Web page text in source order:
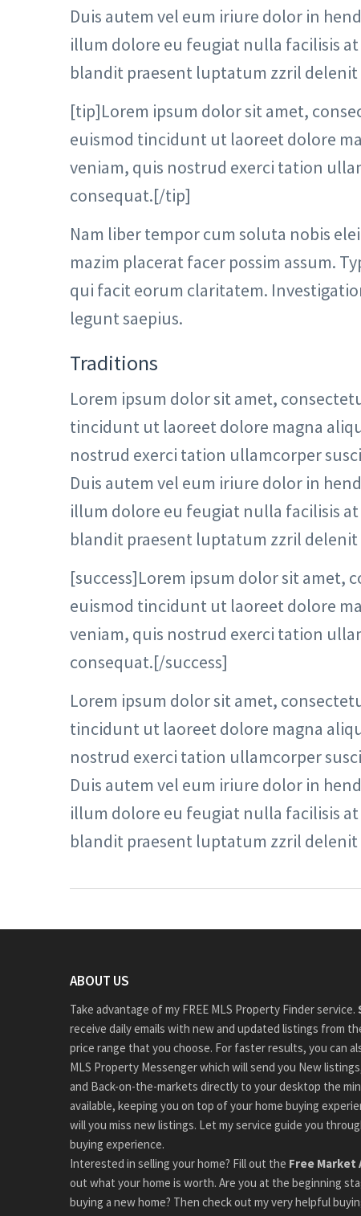
Duis autem vel eum iriure dolor in
illum dolore eu feugiat nulla facilisis
blandit praesent luptatum zzril
[tip]Lorem ipsum dolor sit amet,
euismod tincidunt ut laoreet dolore
veniam, quis nostrud exerci tation
consequat.[/tip]
Nam liber tempor cum soluta nobis
mazim placerat facer possim assum.
qui facit eorum claritatem.
legunt saepius.
Traditions
Lorem ipsum dolor sit amet,
tincidunt ut laoreet dolore magna
nostrud exerci tation ullamcorper
Duis autem vel eum iriure dolor in
illum dolore eu feugiat nulla facilisis
blandit praesent luptatum zzril
[success]Lorem ipsum dolor sit amet,
euismod tincidunt ut laoreet dolore
veniam, quis nostrud exerci tation
consequat.[/success]
Lorem ipsum dolor sit amet,
tincidunt ut laoreet dolore magna
nostrud exerci tation ullamcorper
Duis autem vel eum iriure dolor in
illum dolore eu feugiat nulla facilisis
blandit praesent luptatum zzril
ABOUT US
Take advantage of my FREE MLS Property Finder service.
receive daily emails with new and updated listings from
price range that you choose. For faster results, you can
MLS Property Messenger which will send you New
and Back-on-the-markets directly to your desktop the
available, keeping you on top of your home buying
will you miss new listings. Let my service guide you
buying experience.
Interested in selling your home? Fill out the Free Market
out what your home is worth. Are you at the beginning
buying a new home? Then check out my very helpful